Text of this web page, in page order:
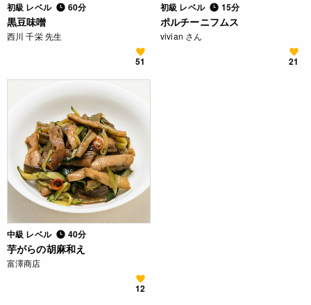
初級 レベル 60分
黒豆味噌
西川 千栄 先生
51
初級 レベル 15分
ポルチーニフムス
vivian さん
21
中級 レベル 40分
芋がらの胡麻和え
富澤商店
12